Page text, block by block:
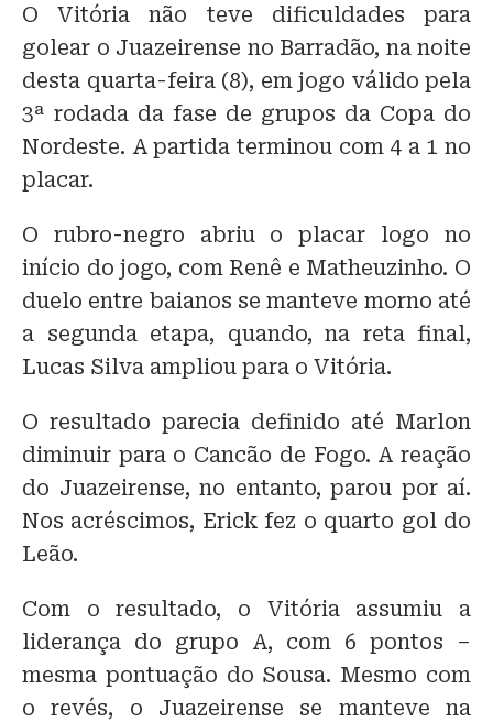
O Vitória não teve dificuldades para
golear o Juazeirense no Barradão, na noite
desta quarta-feira (8), em jogo válido pela
3ª rodada da fase de grupos da Copa do
Nordeste. A partida terminou com 4 a 1 no
placar.
O rubro-negro abriu o placar logo no
início do jogo, com Renê e Matheuzinho. O
duelo entre baianos se manteve morno até
a segunda etapa, quando, na reta final,
Lucas Silva ampliou para o Vitória.
O resultado parecia definido até Marlon
diminuir para o Cancão de Fogo. A reação
do Juazeirense, no entanto, parou por aí.
Nos acréscimos, Erick fez o quarto gol do
Leão.
Com o resultado, o Vitória assumiu a
liderança do grupo A, com 6 pontos –
mesma pontuação do Sousa. Mesmo com
o revés, o Juazeirense se manteve na